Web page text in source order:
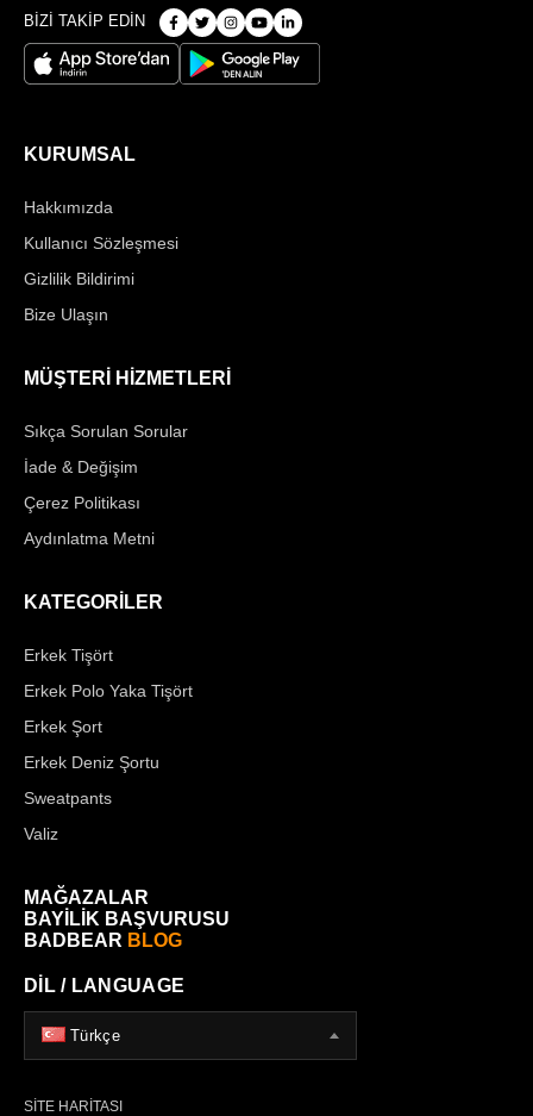
BİZİ TAKİP EDİN
KURUMSAL
Hakkımızda
Kullanıcı Sözleşmesi
Gizlilik Bildirimi
Bize Ulaşın
MÜŞTERİ HİZMETLERİ
Sıkça Sorulan Sorular
İade & Değişim
Çerez Politikası
Aydınlatma Metni
KATEGORİLER
Erkek Tişört
Erkek Polo Yaka Tişört
Erkek Şort
Erkek Deniz Şortu
Sweatpants
Valiz
MAĞAZALAR
BAYİLİK BAŞVURUSU
BADBEAR BLOG
DİL / LANGUAGE
Türkçe
SİTE HARİTASI